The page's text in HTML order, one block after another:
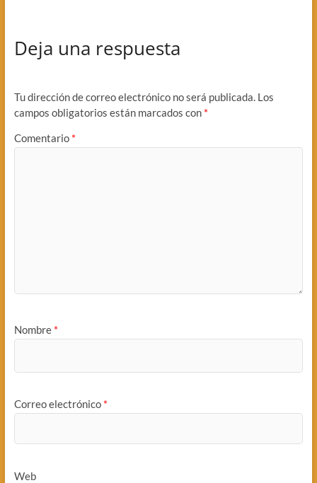
Deja una respuesta
Tu dirección de correo electrónico no será publicada. Los
campos obligatorios están marcados con *
Comentario *
Nombre *
Correo electrónico *
Web